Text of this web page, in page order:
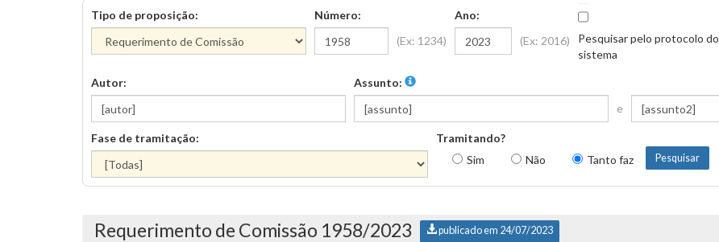
Tipo de proposição:
Número:
(Ex: 1234)
Ano:
(Ex: 2016)
Pesquisar pelo protocolo do
sistema
Autor:
Assunto:
e
Fase de tramitação:
Tramitando?
Sim
Não Tanto faz
Requerimento de Comissão 1958/2023 publicado em 24/07/2023